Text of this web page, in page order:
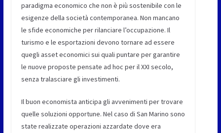
paradigma economico che non è più sostenibile con le
esigenze della società contemporanea. Non mancano
le sfide economiche per rilanciare l’occupazione. Il
turismo e le esportazioni devono tornare ad essere
quegli asset economici sui quali puntare per garantire
le nuove proposte pensate ad hoc per il XXI secolo,
senza tralasciare gli investimenti.
Il buon economista anticipa gli avvenimenti per trovare
quelle soluzioni opportune. Nel caso di San Marino sono
state realizzate operazioni azzardate dove era